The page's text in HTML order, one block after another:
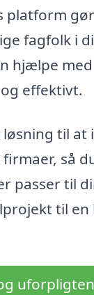
platform
fagfolk i
hjælpe
effektivt.
til at
så
passer til
til en